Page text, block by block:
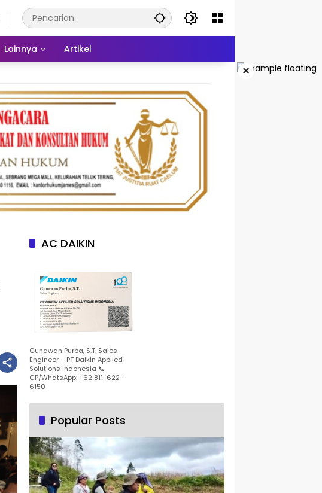
Lainnya Artikel
×
AC DAIKIN
Gunawan Purba, S.T. Sales
Engineer – PT Daikin Applied
Solutions Indonesia 📞
CP/WhatsApp: +62 811-622-
6150
Popular Posts